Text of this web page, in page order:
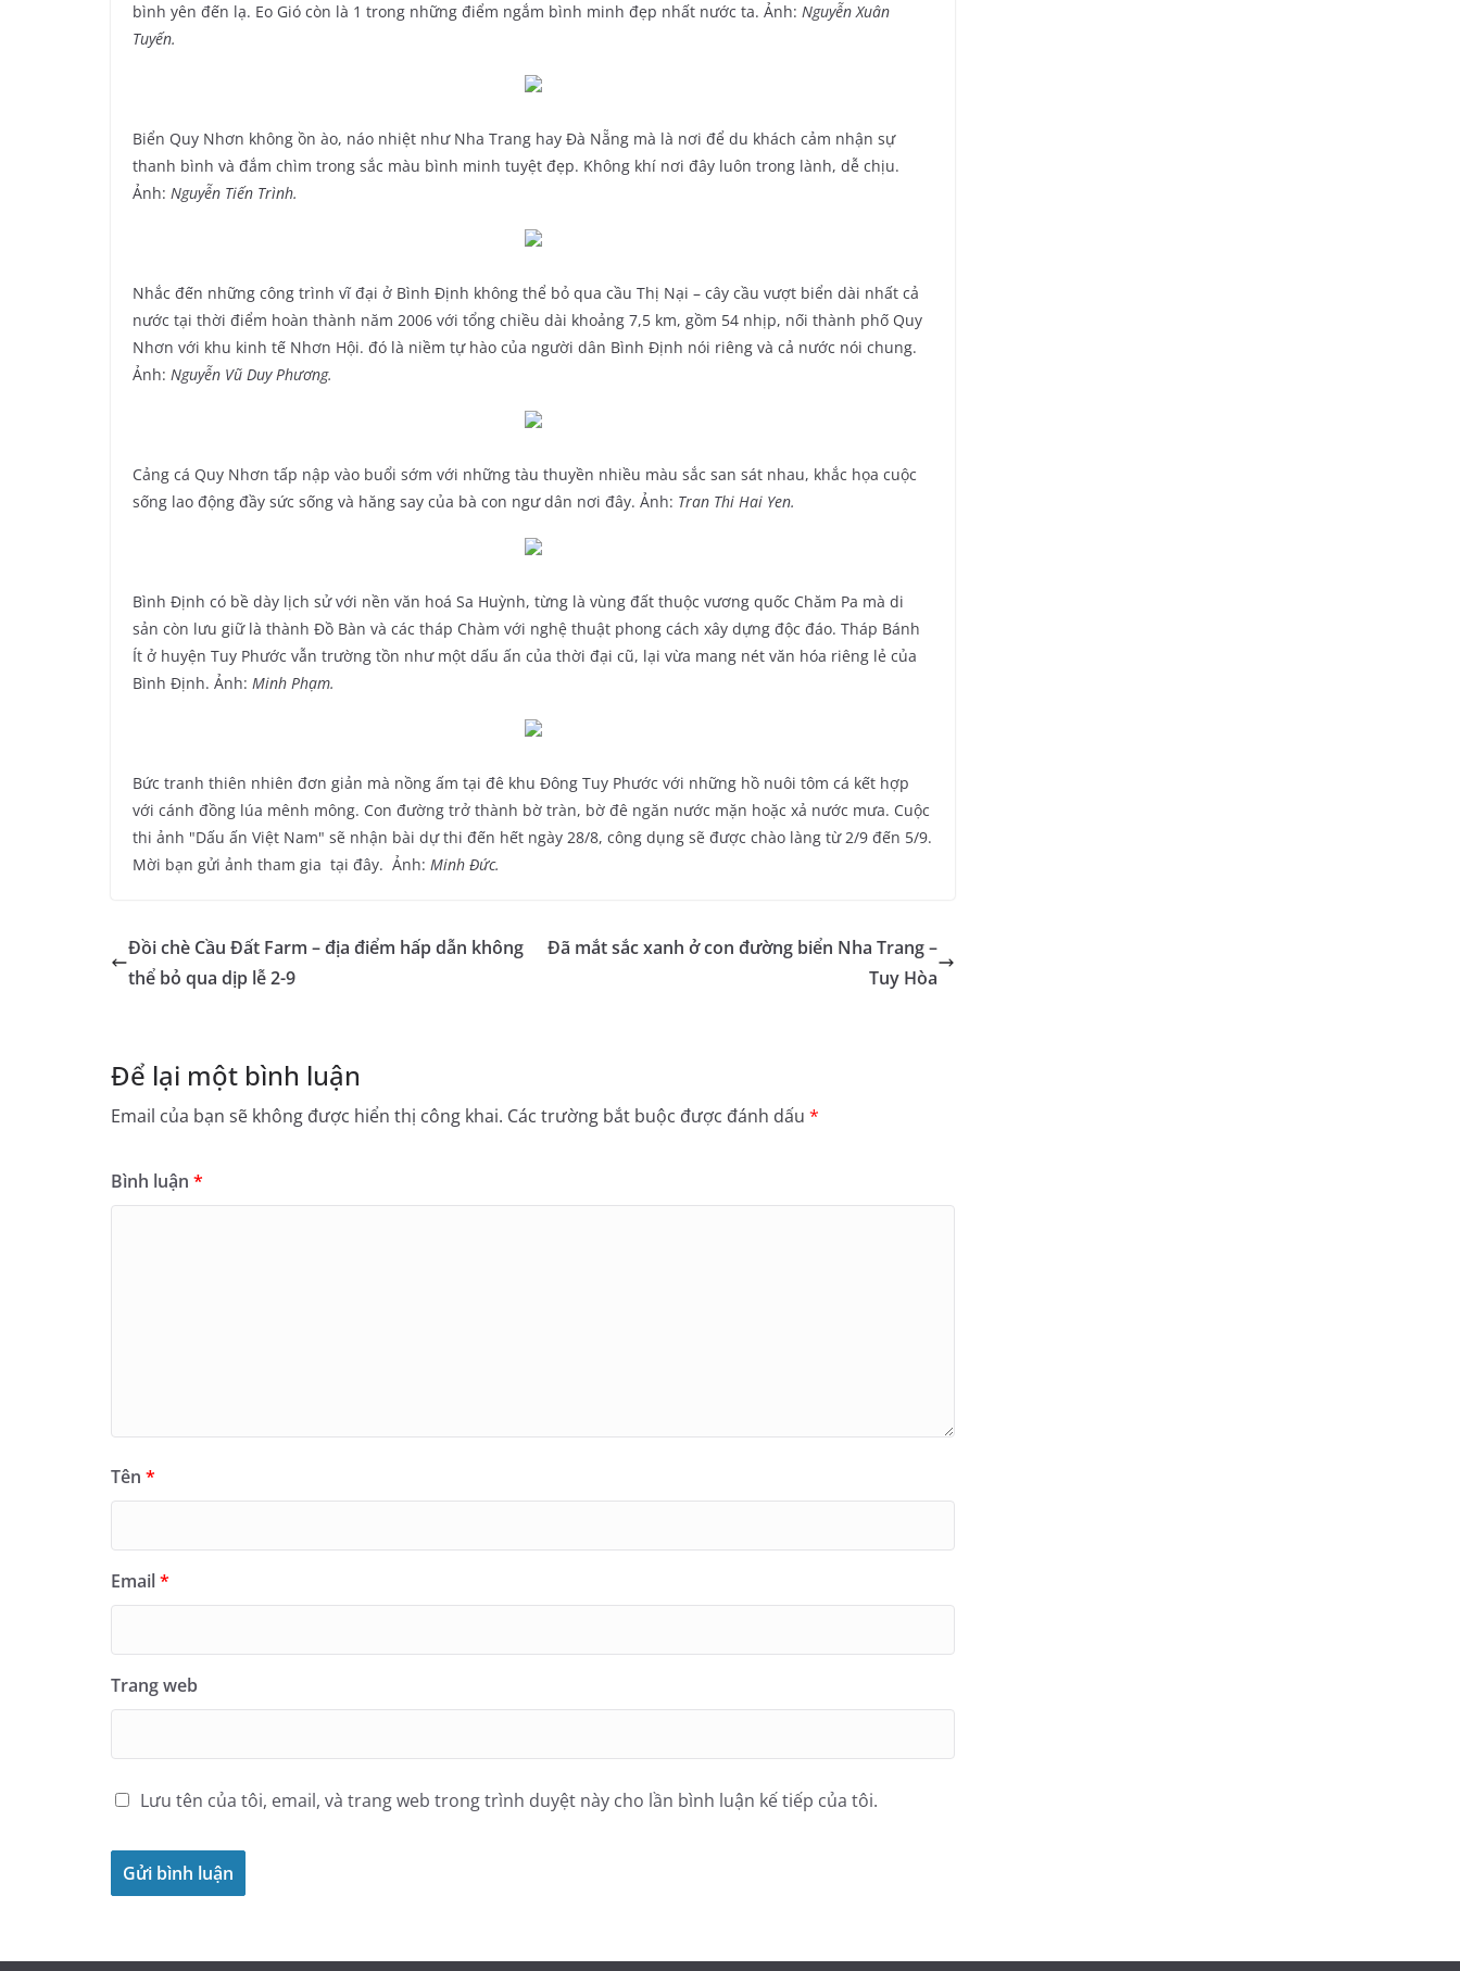
bình yên đến lạ. Eo Gió còn là 1 trong những điểm ngắm bình minh đẹp nhất nước ta. Ảnh: Nguyễn Xuân
Tuyến.
Biển Quy Nhơn không ồn ào, náo nhiệt như Nha Trang hay Đà Nẵng mà là nơi để du khách cảm nhận sự
thanh bình và đắm chìm trong sắc màu bình minh tuyệt đẹp. Không khí nơi đây luôn trong lành, dễ chịu.
Ảnh: Nguyễn Tiến Trình.
Nhắc đến những công trình vĩ đại ở Bình Định không thể bỏ qua cầu Thị Nại – cây cầu vượt biển dài nhất cả
nước tại thời điểm hoàn thành năm 2006 với tổng chiều dài khoảng 7,5 km, gồm 54 nhịp, nối thành phố Quy
Nhơn với khu kinh tế Nhơn Hội. đó là niềm tự hào của người dân Bình Định nói riêng và cả nước nói chung.
Ảnh: Nguyễn Vũ Duy Phương.
Cảng cá Quy Nhơn tấp nập vào buổi sớm với những tàu thuyền nhiều màu sắc san sát nhau, khắc họa cuộc
sống lao động đầy sức sống và hăng say của bà con ngư dân nơi đây. Ảnh: Tran Thi Hai Yen.
Bình Định có bề dày lịch sử với nền văn hoá Sa Huỳnh, từng là vùng đất thuộc vương quốc Chăm Pa mà di
sản còn lưu giữ là thành Đồ Bàn và các tháp Chàm với nghệ thuật phong cách xây dựng độc đáo. Tháp Bánh
Ít ở huyện Tuy Phước vẫn trường tồn như một dấu ấn của thời đại cũ, lại vừa mang nét văn hóa riêng lẻ của
Bình Định. Ảnh: Minh Phạm.
Bức tranh thiên nhiên đơn giản mà nồng ấm tại đê khu Đông Tuy Phước với những hồ nuôi tôm cá kết hợp
với cánh đồng lúa mênh mông. Con đường trở thành bờ tràn, bờ đê ngăn nước mặn hoặc xả nước mưa. Cuộc
thi ảnh "Dấu ấn Việt Nam" sẽ nhận bài dự thi đến hết ngày 28/8, công dụng sẽ được chào làng từ 2/9 đến 5/9.
Mời bạn gửi ảnh tham gia tại đây. Ảnh: Minh Đức.
Đồi chè Cầu Đất Farm – địa điểm hấp dẫn không
thể bỏ qua dịp lễ 2-9
Đã mắt sắc xanh ở con đường biển Nha Trang –
Tuy Hòa
Để lại một bình luận
Email của bạn sẽ không được hiển thị công khai. Các trường bắt buộc được đánh dấu *
Bình luận *
Tên *
Email*
Trang web
Lưu tên của tôi, email, và trang web trong trình duyệt này cho lần bình luận kế tiếp của tôi.